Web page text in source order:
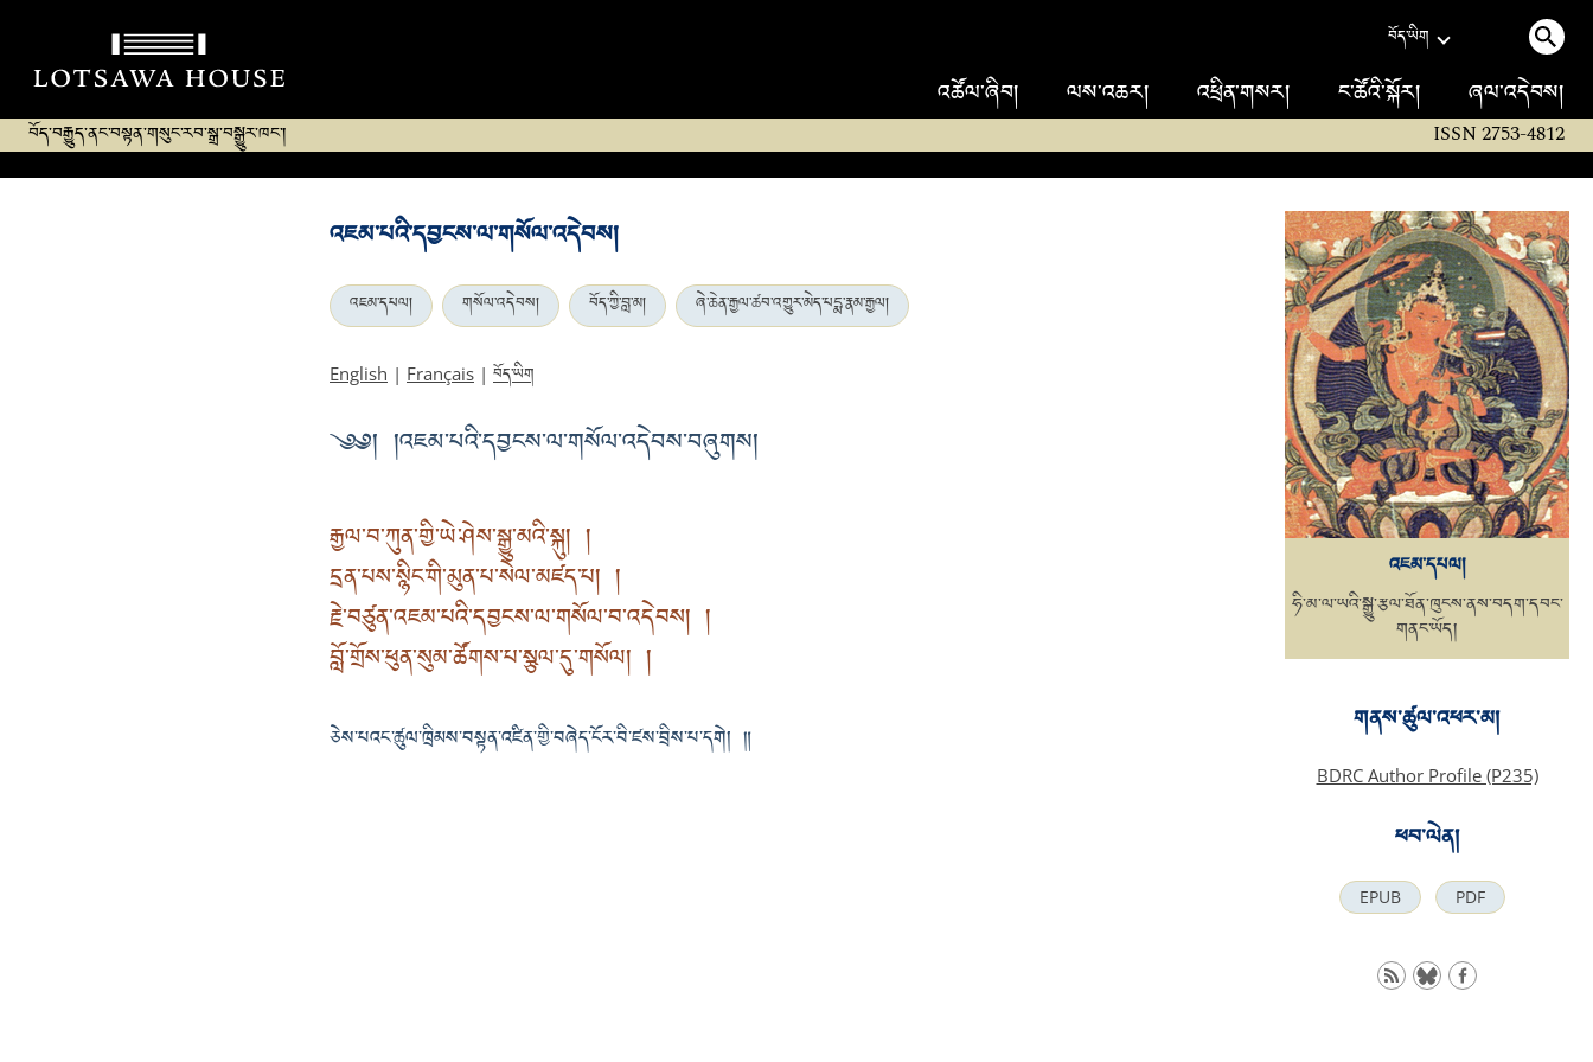
བོད་ཡིག
འཚོལ་ཞིབ། ལས་འཆར། འཕྲིན་གསར། ང་ཚོའི་སྐོར། ཞལ་འདེབས།
བོད་བརྒྱུད་ནང་བསྟན་གསུང་རབ་སྒྲ་བསྒྱུར་ཁང་། ISSN 2753-4812
འཇམ་པའི་དབྱངས་ལ་གསོལ་འདེབས།
འཇམ་དཔལ། གསོལ་འདེབས། བོད་ཀྱི་བླ་མ། ཞེ་ཆེན་རྒྱལ་ཚབ་འགྱུར་མེད་པདྨ་རྣམ་རྒྱལ།
English | Français | བོད་ཡིག
༄༅། །འཇམ་པའི་དབྱངས་ལ་གསོལ་འདེབས་བཞུགས།
རྒྱལ་བ་ཀུན་གྱི་ཡེ་ཤེས་སྒྱུ་མའི་སྐུ། །
དྲན་པས་སྙིང་གི་མུན་པ་སེལ་མཛད་པ། །
རྗེ་བཙུན་འཇམ་པའི་དབྱངས་ལ་གསོལ་བ་འདེབས། །
བློ་གྲོས་ཕུན་སུམ་ཚོགས་པ་སྩལ་དུ་གསོལ། །
ཅེས་པའང་ཚུལ་ཁྲིམས་བསྟན་འཛིན་གྱི་བཞེད་ངོར་བི་ཛས་བྲིས་པ་དགེ། ༎
འཇམ་དཔལ།
ཧི་མ་ལ་ཡའི་སྒྱུ་རྩལ་ཐོན་ཁུངས་ནས་བདག་དབང་
གནང་ཡོད།
གནས་ཚུལ་འཕར་མ།
BDRC Author Profile (P235)
ཕབ་ལེན།
EPUB PDF